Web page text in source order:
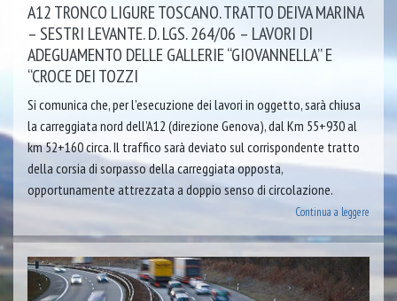
A12 TRONCO LIGURE TOSCANO. TRATTO DEIVA MARINA
– SESTRI LEVANTE. D. LGS. 264/06 – LAVORI DI
ADEGUAMENTO DELLE GALLERIE “GIOVANNELLA” E
“CROCE DEI TOZZI
Si comunica che, per l’esecuzione dei lavori in oggetto, sarà chiusa
la carreggiata nord dell’A12 (direzione Genova), dal Km 55+930 al
km 52+160 circa. Il traffico sarà deviato sul corrispondente tratto
della corsia di sorpasso della carreggiata opposta,
opportunamente attrezzata a doppio senso di circolazione.
Continua a leggere